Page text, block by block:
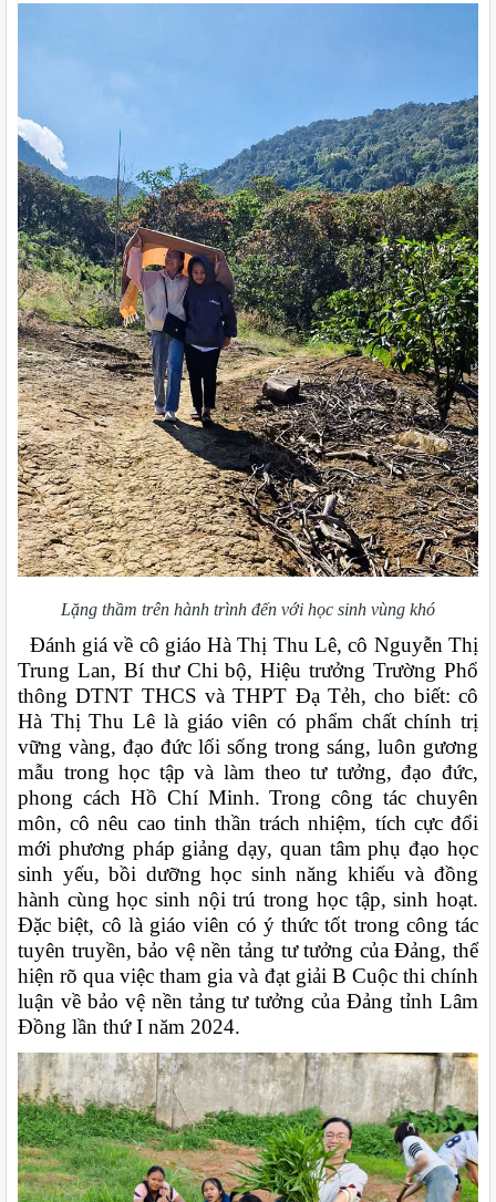
Lặng thầm trên hành trình đến với học sinh vùng khó
Đánh giá về cô giáo Hà Thị Thu Lê, cô Nguyễn Thị
Trung Lan, Bí thư Chi bộ, Hiệu trưởng Trường Phổ
thông DTNT THCS và THPT Đạ Tẻh, cho biết: cô
Hà Thị Thu Lê là giáo viên có phẩm chất chính trị
vững vàng, đạo đức lối sống trong sáng, luôn gương
mẫu trong học tập và làm theo tư tưởng, đạo đức,
phong cách Hồ Chí Minh. Trong công tác chuyên
môn, cô nêu cao tinh thần trách nhiệm, tích cực đổi
mới phương pháp giảng dạy, quan tâm phụ đạo học
sinh yếu, bồi dưỡng học sinh năng khiếu và đồng
hành cùng học sinh nội trú trong học tập, sinh hoạt.
Đặc biệt, cô là giáo viên có ý thức tốt trong công tác
tuyên truyền, bảo vệ nền tảng tư tưởng của Đảng, thể
hiện rõ qua việc tham gia và đạt giải B Cuộc thi chính
luận về bảo vệ nền tảng tư tưởng của Đảng tỉnh Lâm
Đồng lần thứ I năm 2024.